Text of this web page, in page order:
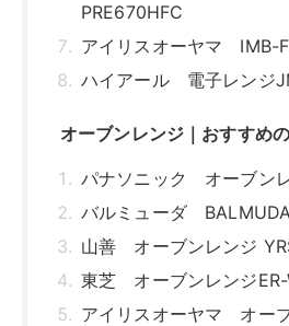
PRE670HFC
アイリスオーヤマ IMB-
ハイアール 電子レンジ
オーブンレンジ｜おすすめ
パナソニック オーブン
バルミューダ
山善 オーブンレンジ
東芝 オーブンレンジER-
アイリスオーヤマ オー